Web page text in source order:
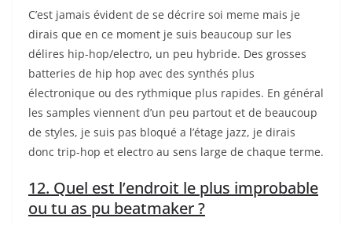
C’est jamais évident de se décrire soi meme mais je
dirais que en ce moment je suis beaucoup sur les
délires hip-hop/electro, un peu hybride. Des grosses
batteries de hip hop avec des synthés plus
électronique ou des rythmique plus rapides. En général
les samples viennent d’un peu partout et de beaucoup
de styles, je suis pas bloqué a l’étage jazz, je dirais
donc trip-hop et electro au sens large de chaque terme.
12. Quel est l’endroit le plus improbable
ou tu as pu beatmaker ?